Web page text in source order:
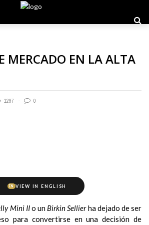
MERCADO EN LA ALTA
1297 0
EN VIEW IN ENGLISH
Mini IIo un Birkin Sellierha dejado de ser
para convertirse en una decisión de